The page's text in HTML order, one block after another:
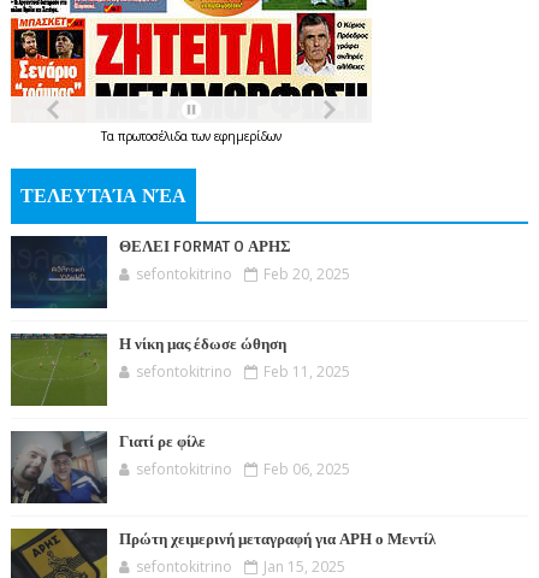
Τα πρωτοσέλιδατων εφημερίδων
ΤΕΛΕΥΤΑΊΑ ΝΈΑ
ΘΕΛΕΙ FORMAT O ΑΡΗΣ
sefontokitrino Feb 20, 2025
Η νίκη μας έδωσε ώθηση
sefontokitrino Feb 11, 2025
Γιατί ρε φίλε
sefontokitrino Feb 06, 2025
Πρώτη χειμερινή μεταγραφή για ΑΡΗ ο Μεντίλ
sefontokitrino Jan 15, 2025